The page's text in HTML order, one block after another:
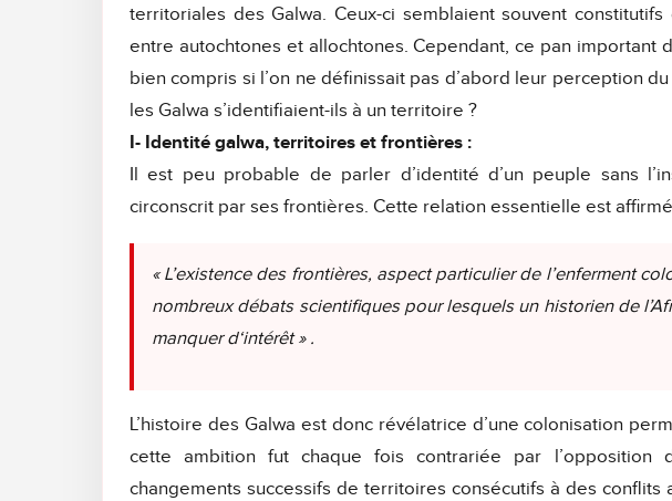
territoriales des Galwa. Ceux-ci semblaient souvent
entre autochtones et allochtones. Cependant, ce pan important
bien compris si l’on ne définissait pas d’abord leur perception
les Galwa s’identifiaient-ils à un territoire ?
I- Identité galwa, territoires et frontières :
Il est peu probable de parler d’identité d’un peuple sans
circonscrit par ses frontières. Cette relation essentielle est
« L’existence des frontières, aspect particulier de l’enferment
nombreux débats scientifiques pour lesquels un historien de
manquer d‘intérêt » .
L’histoire des Galwa est donc révélatrice d’une colonisation
cette ambition fut chaque fois contrariée par l’opposition
changements successifs de territoires consécutifs à des